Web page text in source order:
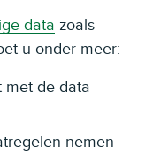
data zoals
u onder meer:
met de data
nemen